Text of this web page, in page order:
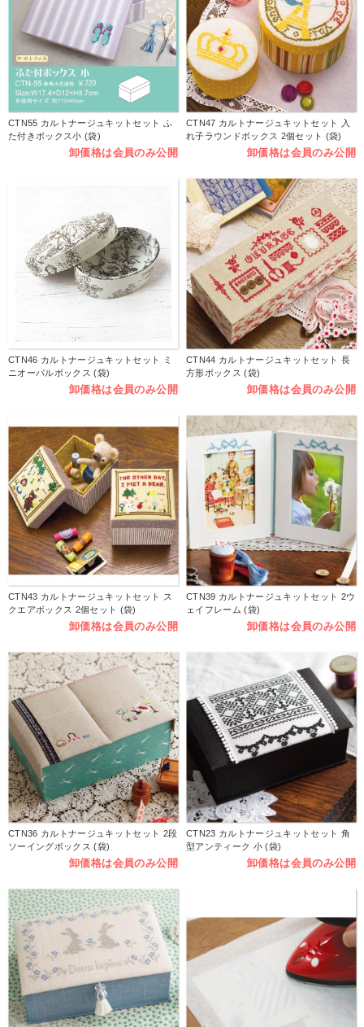
CTN55 カルトナージュキットセット ふ
た付きボックス小 (袋)
卸価格は会員のみ公開
CTN47 カルトナージュキットセット 入
れ子ラウンドボックス 2個セット (袋)
卸価格は会員のみ公開
CTN46 カルトナージュキットセット ミ
ニオーバルボックス (袋)
卸価格は会員のみ公開
CTN44 カルトナージュキットセット 長
方形ボックス (袋)
卸価格は会員のみ公開
CTN43 カルトナージュキットセット ス
クエアボックス 2個セット (袋)
卸価格は会員のみ公開
CTN39 カルトナージュキットセット 2ウ
ェイフレーム (袋)
卸価格は会員のみ公開
CTN36 カルトナージュキットセット 2段
ソーイングボックス (袋)
卸価格は会員のみ公開
CTN23 カルトナージュキットセット 角
型アンティーク 小 (袋)
卸価格は会員のみ公開